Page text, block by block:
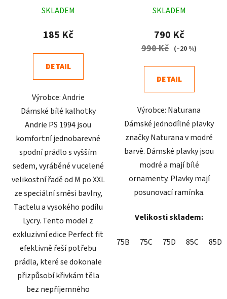
hodnocení
produktu
4,6
z
hvězdiček.
SKLADEM
185 Kč
DETAIL
Výrobce: Andrie
Dámské bílé kalhotky
Andrie PS 1994 jsou
komfortní jednobarevné
spodní prádlo s vyšším
sedem, vyráběné v ucelené
velikostní řadě od M po XXL
ze speciální směsi bavlny,
Tactelu a vysokého podílu
Lycry. Tento model z
exkluzivní edice Perfect fit
efektivně řeší potřebu
prádla, které se dokonale
přizpůsobí křivkám těla
bez nepříjemného
hodnocení
produktu
je
5
SKLADEM
790 Kč
990 Kč (–20 %)
DETAIL
Výrobce: Naturana
Dámské jednodílné plavky
značky Naturana v modré
barvě. Dámské plavky jsou
modré a mají bílé
ornamenty. Plavky mají
posunovací ramínka.
Velikosti skladem:
75B 75C 75D 85C 85D